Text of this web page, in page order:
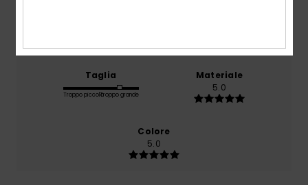
Taglia
Troppo piccoloTroppo grande
Materiale
5.0
Colore
5.0